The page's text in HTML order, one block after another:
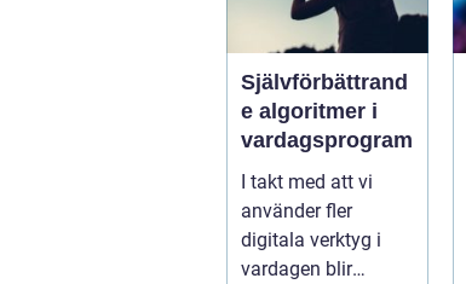
Självförbättrand
e algoritmer i
vardagsprogram
I takt med att vi
använder fler
digitala verktyg i
vardagen blir